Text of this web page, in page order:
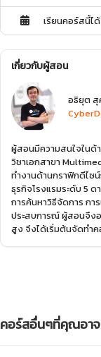
เรียนคอร์สนี้ได้
เกี่ยวกับผู้สอน
อธิยุต สุ
ผู้สอนมีความสนใจในด้
วิชาเอกสาขา
ทำงานด้านกราฟิกดีไซ
ธุรกิจโรงแรมระดับ 5 ด
การค้นหาวิธีจัดการ กา
ประสบการณ์ ผู้สอนจึงอ
สูง จึงได้เริ่มต้นจัดทำ
คอร์สอื่นๆที่คุณอา